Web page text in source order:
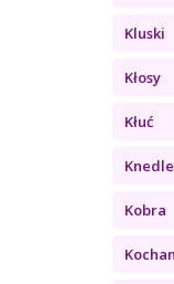
Kluski
Kłosy
Kłuć
Knedle
Kobra